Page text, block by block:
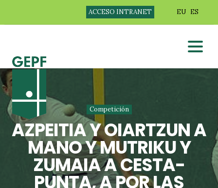
ACCESO INTRANET EU ES
Competición
AZPEITIA Y OIARTZUN A
MANO Y MUTRIKU Y
ZUMAIA A CESTA-
PUNTA, A POR LAS